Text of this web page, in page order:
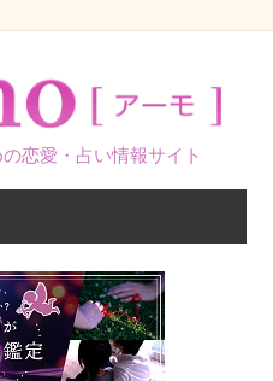
恋愛・占い情報サイト